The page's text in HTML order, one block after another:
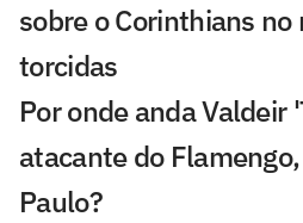
sobre o Corinthians no
torcidas
Por onde anda Valdeir
atacante do
Paulo?